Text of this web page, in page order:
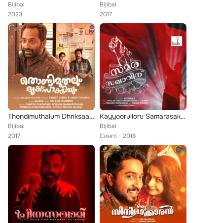
Bijibal
2023
Bijibal
2017
Thondimuthalum Dhriksaakshiyum (Original Motion Picture Soundtrack)
Bijibal
2017
Kayyoorulloru Samarasakhaavinu - Single
Bijibal
Сингл
2018